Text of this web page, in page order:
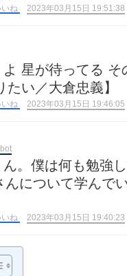
いね 2023年03月15日 19:51:38
星が待ってる
い／大倉忠義】
いね 2023年03月15日 19:46:05
。僕は何も勉強
んについて学んで
いね 2023年03月15日 19:40:23